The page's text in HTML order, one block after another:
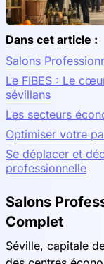
Dans cet article :
Salons
Le FIBES : Le
sévillans
Les secteurs
Optimiser votre
Se déplacer et
professionnelle
Salons
Complet
Séville, capitale